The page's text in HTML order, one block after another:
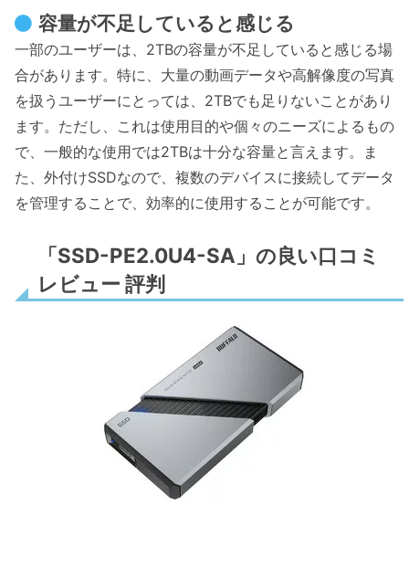
容量が不足していると感じる
一部のユーザーは、2TBの容量が不足していると感じる場
合があります。特に、大量の動画データや高解像度の写真
を扱うユーザーにとっては、2TBでも足りないことがあり
ます。ただし、これは使用目的や個々のニーズによるもの
で、一般的な使用では2TBは十分な容量と言えます。ま
た、外付けSSDなので、複数のデバイスに接続してデータ
を管理することで、効率的に使用することが可能です。
「SSD-PE2.0U4-SA」の良い口コミ
レビュー 評判